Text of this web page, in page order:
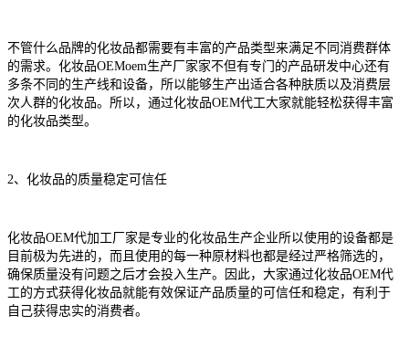
不管什么品牌的化妆品都需要有丰富的产品类型来满足不同消费群体
的需求。化妆品OEMoem生产厂家家不但有专门的产品研发中心还有
多条不同的生产线和设备，所以能够生产出适合各种肤质以及消费层
次人群的化妆品。所以，通过化妆品OEM代工大家就能轻松获得丰富
的化妆品类型。
2、化妆品的质量稳定可信任
化妆品OEM代加工厂家是专业的化妆品生产企业所以使用的设备都是
目前极为先进的，而且使用的每一种原材料也都是经过严格筛选的，
确保质量没有问题之后才会投入生产。因此，大家通过化妆品OEM代
工的方式获得化妆品就能有效保证产品质量的可信任和稳定，有利于
自己获得忠实的消费者。